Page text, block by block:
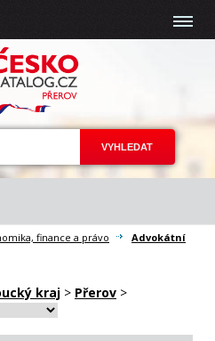
finance a právo
Advokátní
kraj > Přerov >